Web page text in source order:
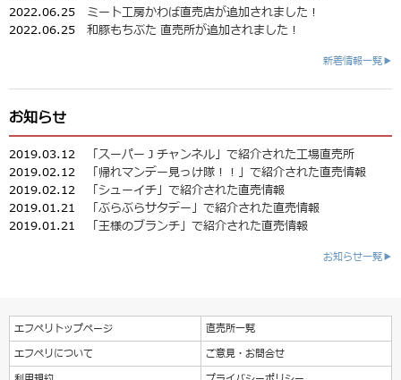
2022.06.25 ミート工房かわば直売店が追加されました！
2022.06.25 和豚もちぶた 直売所が追加されました！
新着情報一覧▶
お知らせ
2019.03.12
「スーパーＪチャンネル」で紹介された工場直売所
2019.02.12
「帰れマンデー見っけ隊！！」で紹介された直売情報
2019.02.12
「シューイチ」で紹介された直売情報
2019.01.21
「ぶらぶらサタデー」で紹介された直売情報
2019.01.21
「王様のブランチ」で紹介された直売情報
お知らせ一覧▶
エフペリトップページ
直売所一覧
エフペリについて
ご意見・お問合せ